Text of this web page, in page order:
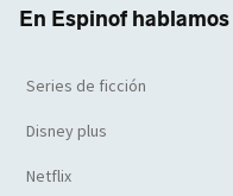
En Espinof
Series de ficción
Disney plus
Netflix